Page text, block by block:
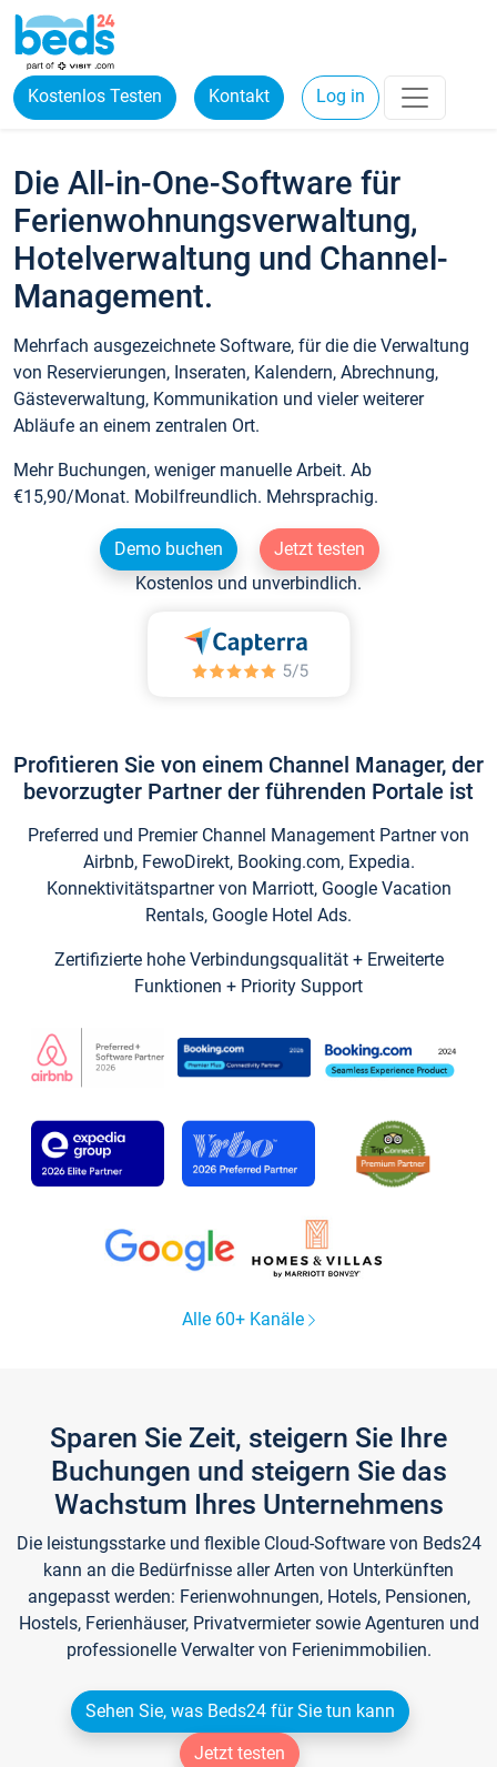
Kostenlos Testen Kontakt Log in
Die All-in-One-Software für
Ferienwohnungsverwaltung,
Hotelverwaltung und Channel-
Management.
Mehrfach ausgezeichnete Software, für die die Verwaltung
von Reservierungen, Inseraten, Kalendern, Abrechnung,
Gästeverwaltung, Kommunikation und vieler weiterer
Abläufe an einem zentralen Ort.
Mehr Buchungen, weniger manuelle Arbeit. Ab
€15,90/Monat. Mobilfreundlich. Mehrsprachig.
Demo buchen
Jetzt testen
Kostenlos und unverbindlich.
Profitieren Sie von einem Channel Manager, der
bevorzugter Partner der führenden Portale ist
Preferred und Premier Channel Management Partner von
Airbnb, FewoDirekt, Booking.com, Expedia.
Konnektivitätspartner von Marriott, Google Vacation
Rentals, Google Hotel Ads.
Zertifizierte hohe Verbindungsqualität + Erweiterte
Funktionen + Priority Support
Alle 60+ Kanäle
Sparen Sie Zeit, steigern Sie Ihre
Buchungen und steigern Sie das
Wachstum Ihres Unternehmens
Die leistungsstarke und flexible Cloud-Software von Beds24
kann an die Bedürfnisse aller Arten von Unterkünften
angepasst werden: Ferienwohnungen, Hotels, Pensionen,
Hostels, Ferienhäuser, Privatvermieter sowie Agenturen und
professionelle Verwalter von Ferienimmobilien.
Sehen Sie, was Beds24 für Sie tun kann
Jetzt testen